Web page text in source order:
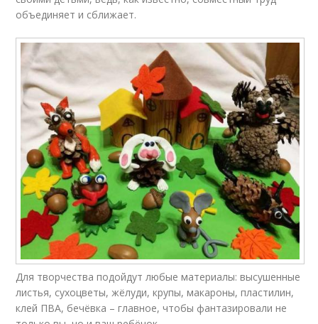
объединяет и сближает.
Для творчества подойдут любые материалы: высушенные
листья, сухоцветы, жёлуди, крупы, макароны, пластилин,
клей ПВА, бечёвка – главное, чтобы фантазировали не